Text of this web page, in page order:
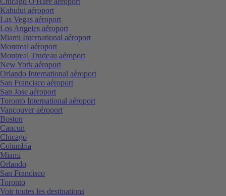
Kahului aéroport
Las Vegas aéroport
Los Angeles aéroport
Miami International aéroport
Montreal aéroport
Montreal Trudeau aéroport
New York aéroport
Orlando International aéroport
San Francisco aéroport
San Jose aéroport
Toronto International aéroport
Vancouver aéroport
Boston
Cancun
Chicago
Columbia
Miami
Orlando
San Francisco
Toronto
Voir toutes les destinations